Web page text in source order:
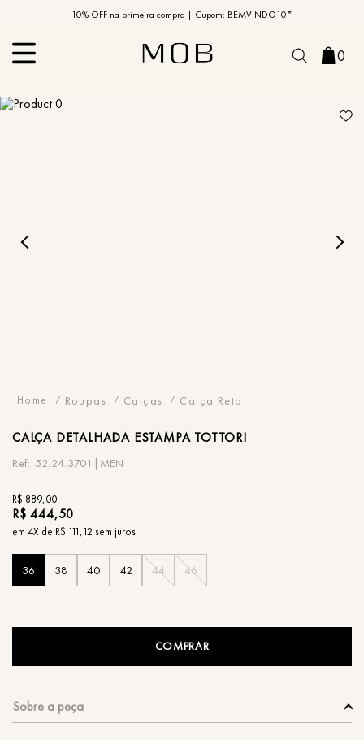
PIX MOB | 5%OFF - Seu look merece!
10% OFF na primeira compra | Cupom: BEMVINDO10*
0
Roupas Calças Calça Reta
CALÇA DETALHADA ESTAMPA TOTTORI
52.24.3701|MEN
R$889,00
R$ 444,50
em 4X de R$ 111,12 sem juros
36 38 40 42 44 46
COMPRAR